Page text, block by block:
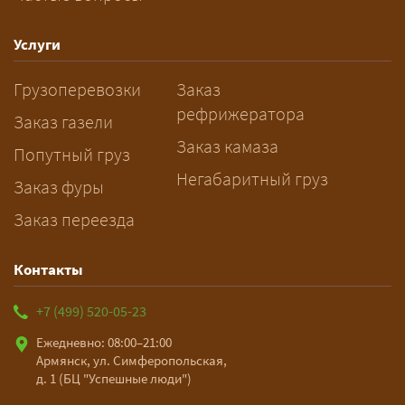
— Оставьте заявку с маршрутом,
датой и параметрами груза — логист
рассчитает стоимость за 5–10 минут
и подберёт машину. Все условия и
цена фиксируются в договоре;
оплата после доставки, перед
выгрузкой.
Услуги
Грузоперевозки
Заказ газели
Попутный груз
Заказ фуры
Заказ переезда
Заказ
рефрижератора
Заказ камаза
Негабаритный груз
Контакты
+7 (499) 520-05-23
Ежедневно: 08:00–21:00
Армянск, ул. Симферопольская,
д. 1 (БЦ "Успешные люди")